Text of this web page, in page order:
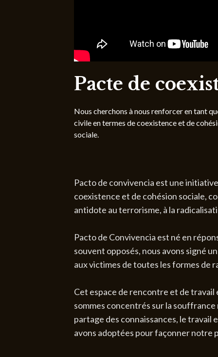
Pacte de
Nous cherchons à nous renforcer en tant
civile en termes de coexistence et de
sociale.
Pacto de convivencia est une
coexistence et de cohésion sociale,
antidote au terrorisme, à la
Pacto de Convivencia est né en
souvent opposés, nous avons signé
aux victimes de toutes les formes de
Cet espace de rencontre et de travail
sommes concentrés sur la
partage des connaissances, le travail
avons adoptées pour façonner notre